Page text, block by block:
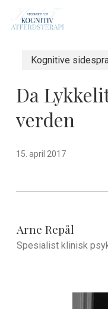
Kognitive
Da
verden
15. april 2017
Arne Repål
Spesialist klinisk